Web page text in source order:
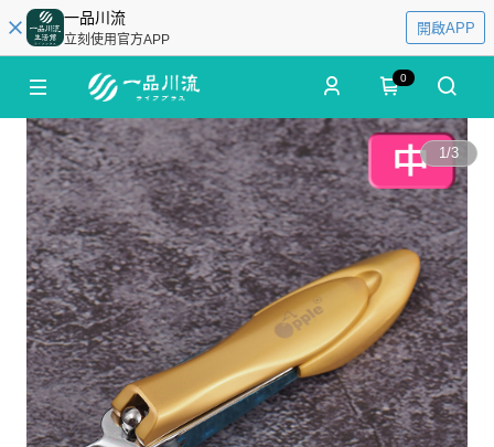
一品川流
立刻使用官方APP
開啟APP
0
1/3